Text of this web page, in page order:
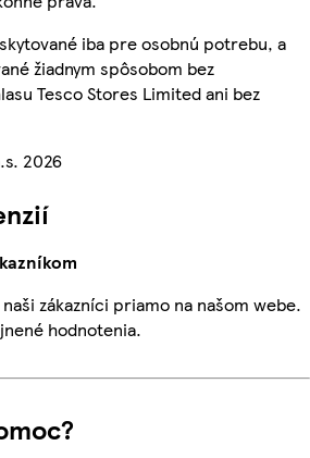
iba pre osobnú potrebu, a
žiadnym spôsobom bez
Tesco Stores Limited ani bez
2026
zákazníci priamo na našom webe.
hodnotenia.